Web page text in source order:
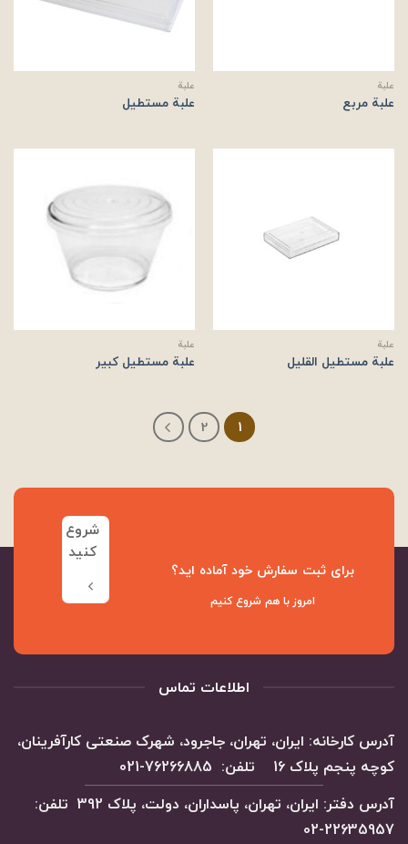
علبة
علبة مربع
علبة
علبة مستطیل
علبة
علبة مستطیل القلیل
علبة
علبة مستطیل کبیر
1
2
برای ثبت سفارش خود آماده اید؟
امروز با هم شروع کنیم
شروع
کنید
اطلاعات تماس
آدرس کارخانه: ایران، تهران، جاجرود، شهرک صنعتی کارآفرینان،
کوچه پنجم پلاک 16 تلفن: 76266885-021
آدرس دفتر: ایران، تهران، پاسداران، دولت، پلاک 392 تلفن:
22635957-02